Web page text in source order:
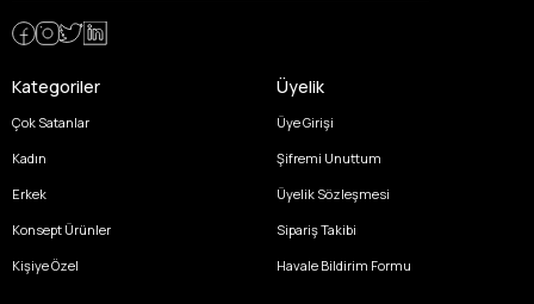
Kategoriler
Çok Satanlar
Kadın
Erkek
Konsept Ürünler
Kişiye Özel
Üyelik
Üye Girişi
Şifremi Unuttum
Üyelik Sözleşmesi
Sipariş Takibi
Havale Bildirim Formu